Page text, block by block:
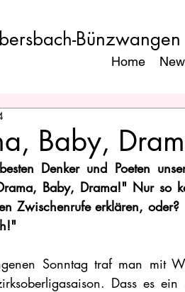
Bünzwangen
Home
Baby,
Denker und Poeten
Baby, Drama!" Nur so
Sonntag traf man mit
Dass es